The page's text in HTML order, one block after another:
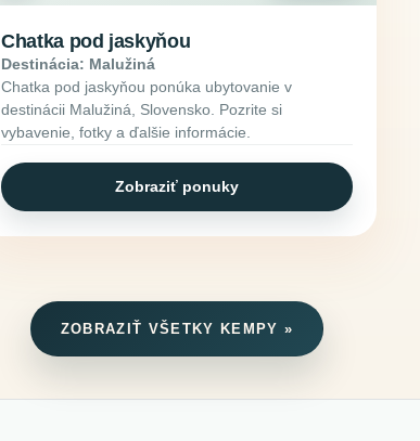
Chatka pod jaskyňou
Destinácia: Malužiná
Chatka pod jaskyňou ponúka ubytovanie v
destinácii Malužiná, Slovensko. Pozrite si
vybavenie, fotky a ďalšie informácie.
Zobraziť ponuky
ZOBRAZIŤ VŠETKY KEMPY »